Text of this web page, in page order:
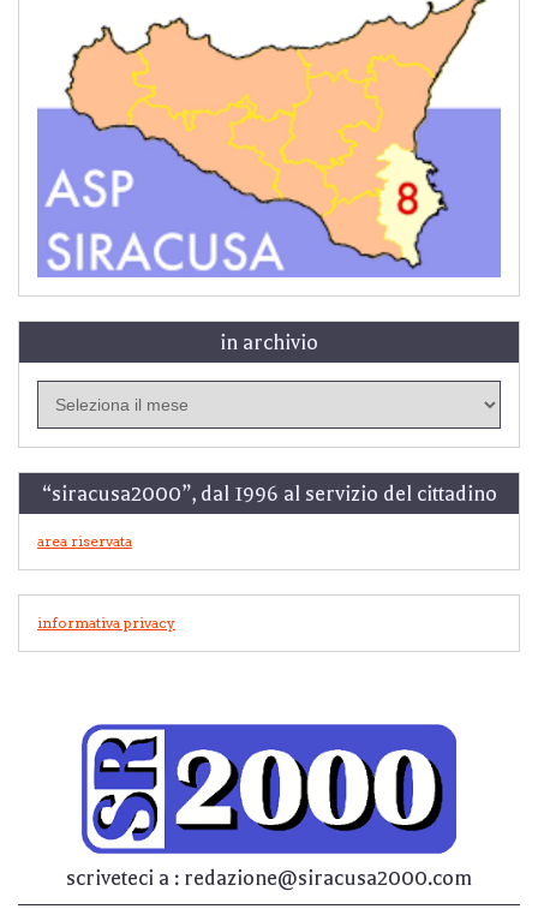
in archivio
archivio
“siracusa2000”, dal 1996 al servizio del cittadino
area riservata
informativa privacy
scriveteci a : redazione@siracusa2000.com